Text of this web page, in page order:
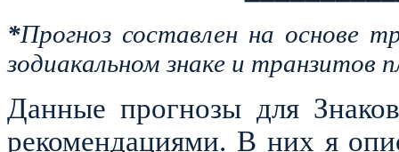
*Прогноз составлен на основе
зодиакальном знаке и транзитов
Данные прогнозы для
рекомендациями. В них я